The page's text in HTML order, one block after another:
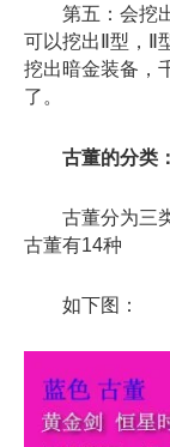
第五：会挖出
可以挖出Ⅱ型，Ⅱ
挖出暗金装备，
了。
古董的分类：
古董分为三类
古董有14种
如下图：